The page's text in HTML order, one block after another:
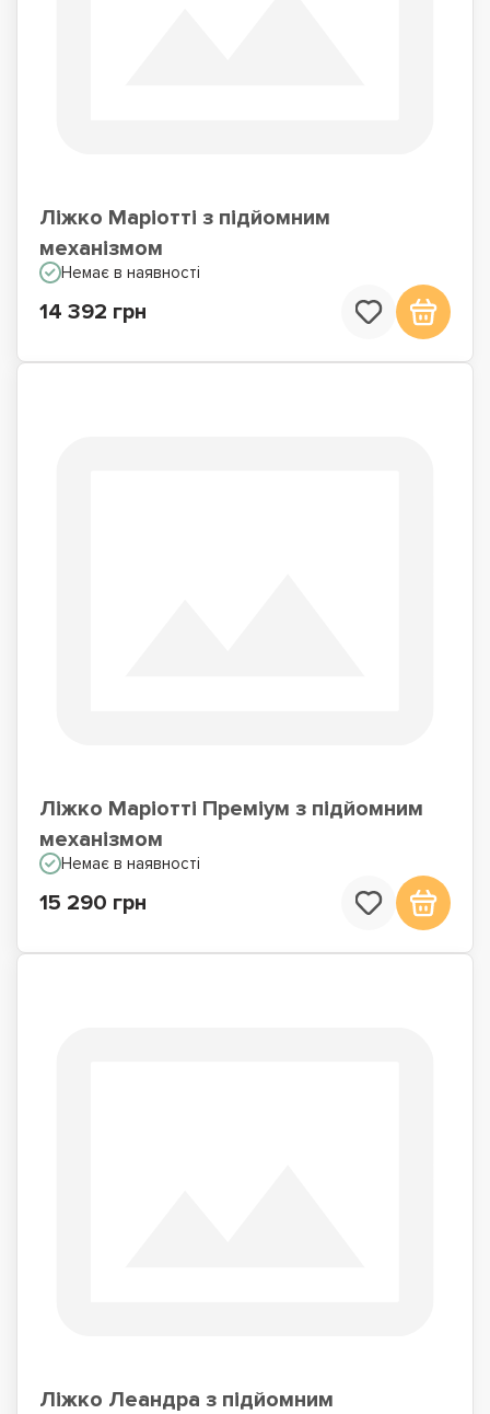
Ліжко Маріотті з підйомним
механізмом
Немає в наявності
14 392 грн
Ліжко Маріотті Преміум з підйомним
механізмом
Немає в наявності
15 290 грн
Ліжко Леандра з підйомним